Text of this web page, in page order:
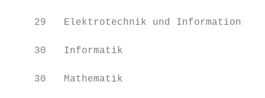
29   Elektrotechnik und
    30   Informatik
    30   Mathematik